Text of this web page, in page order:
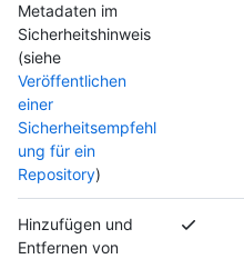
Metadaten im
Sicherheitshinweis
(siehe
Veröffentlichen
einer
Sicherheitsempfehl
ung für ein
Repository)
Hinzufügen und
Entfernen von